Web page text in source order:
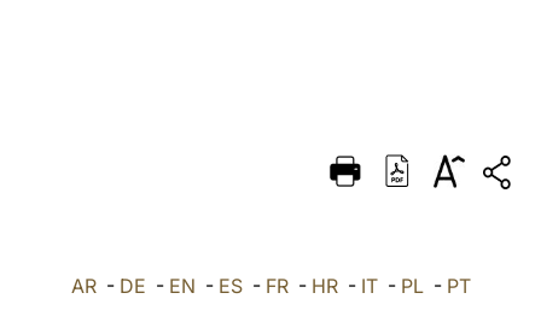
DEUTSCH
العربيّة AR- DE - EN - ES- FR- HR- IT- PL- PT